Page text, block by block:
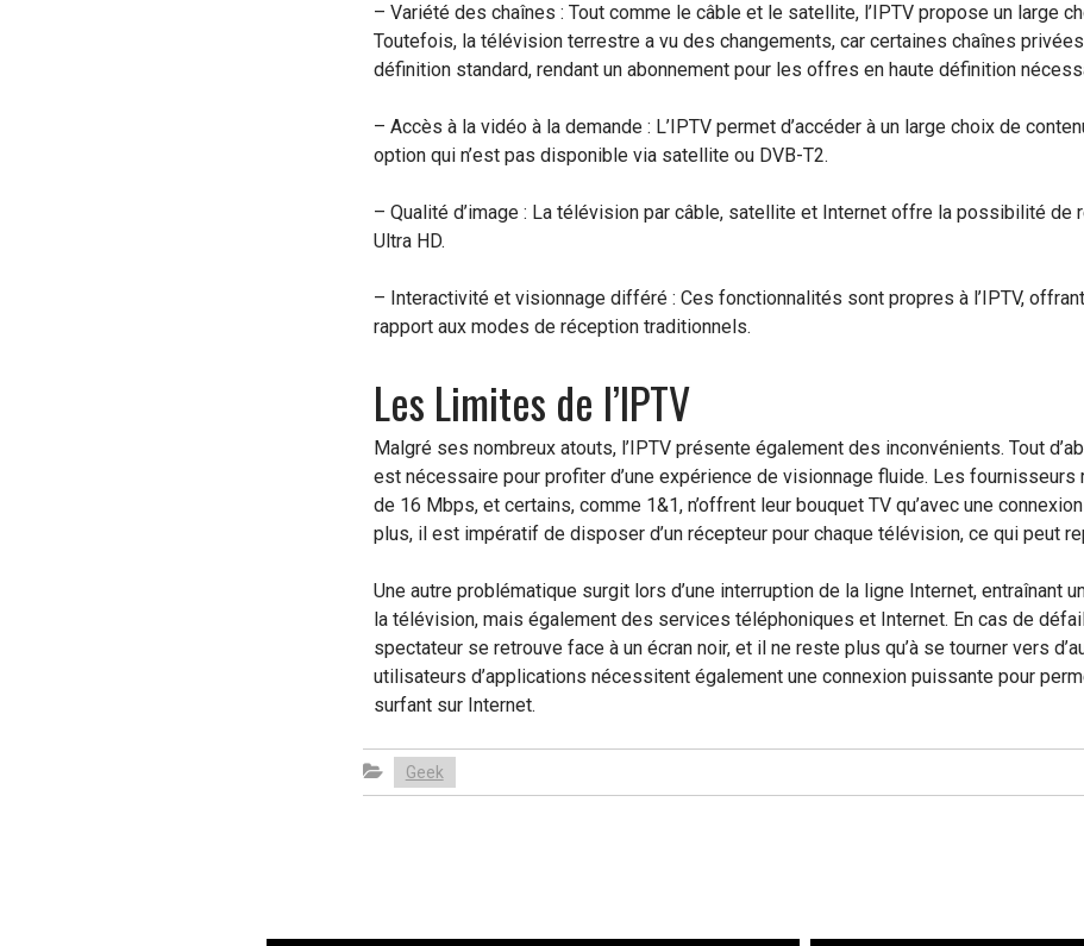
– Variété des chaînes : Tout comme le câble et le satellite, l’IPTV propose un large
Toutefois, la télévision terrestre a vu des changements, car certaines chaînes
définition standard, rendant un abonnement pour les offres en haute définition
– Accès à la vidéo à la demande : L’IPTV permet d’accéder à un large choix de
option qui n’est pas disponible via satellite ou DVB-T2.
– Qualité d’image : La télévision par câble, satellite et Internet offre la possibilité de
Ultra HD.
– Interactivité et visionnage différé : Ces fonctionnalités sont propres à l’IPTV,
rapport aux modes de réception traditionnels.
Les Limites de l’IPTV
Malgré ses nombreux atouts, l’IPTV présente également des inconvénients. Tout
est nécessaire pour profiter d’une expérience de visionnage fluide. Les fournisseurs
de 16 Mbps, et certains, comme 1&1, n’offrent leur bouquet TV qu’avec une
plus, il est impératif de disposer d’un récepteur pour chaque télévision, ce qui peut
Une autre problématique surgit lors d’une interruption de la ligne Internet, entraînant
la télévision, mais également des services téléphoniques et Internet. En cas de
spectateur se retrouve face à un écran noir, et il ne reste plus qu’à se tourner vers
utilisateurs d’applications nécessitent également une connexion puissante pour
surfant sur Internet.
Geek